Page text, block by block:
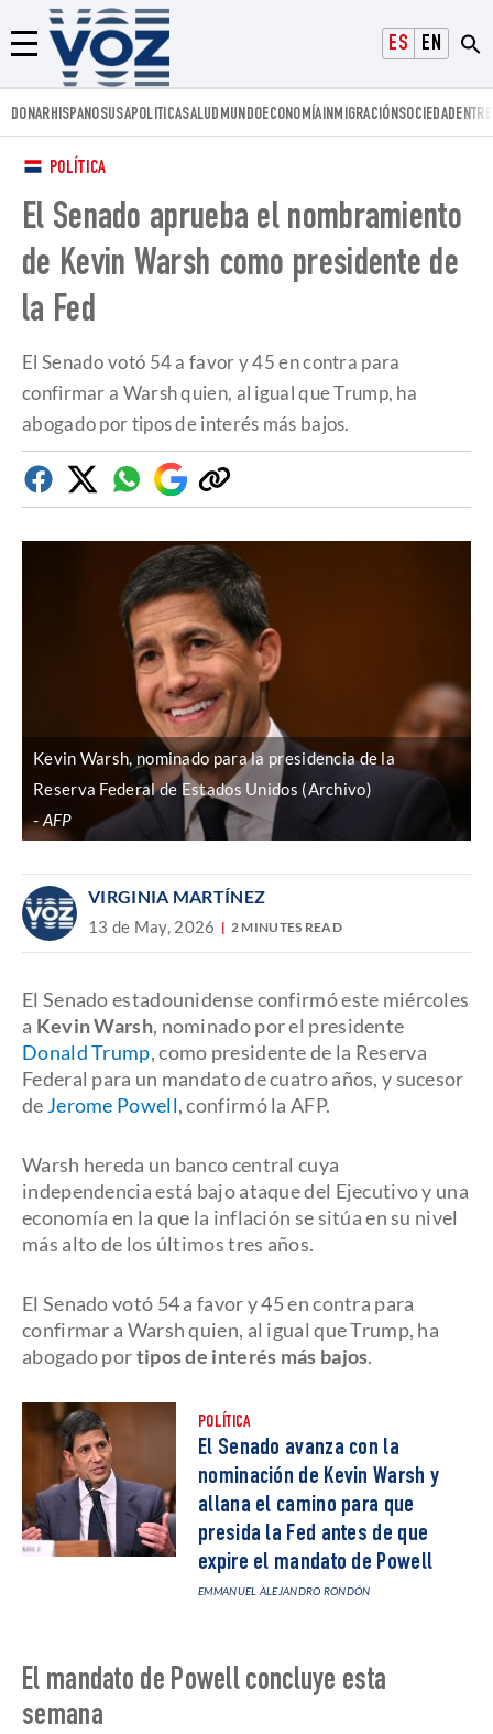
ESPAÑOLENGLISH
Menú
Voz.us
DONARHISPANOSUSAPOLITICASALUD MUNDOECONOMÍAINMIGRACIÓNSOCIEDAD
POLÍTICA
El Senado aprueba el nombramiento
de Kevin Warsh como presidente de
la Fed
El Senado votó 54 a favor y 45 en contra para
confirmar a Warsh quien, al igual que Trump, ha
abogado por tipos de interés más bajos.
FacebookTwitterWhatsapp
Google
Discover
Copiar
enlace
Kevin Warsh, nominado para la presidencia de la
Reserva Federal de Estados Unidos (Archivo)
AFP
VIRGINIA MARTÍNEZ
13 de May, 2026 2 MINUTES READ
El Senado estadounidense confirmó este miércoles
a Kevin Warsh, nominado por el presidente
Donald Trump, como presidente de la Reserva
Federal para un mandato de cuatro años, y sucesor
de Jerome Powell, confirmó la AFP.
Warsh hereda un banco central cuya
independencia está bajo ataque del Ejecutivo y una
economía en la que la inflación se sitúa en su nivel
más alto de los últimos tres años.
El Senado votó 54 a favor y 45 en contra para
confirmar a Warsh quien, al igual que Trump, ha
abogado portipos de interés más bajos.
POLÍTICA
El Senado avanza con la
nominación de Kevin Warsh y
allana el camino para que
presida la Fed antes de que
expire el mandato de Powell
EMMANUEL ALEJANDRO RONDÓN
El mandato de Powell concluye esta
semana